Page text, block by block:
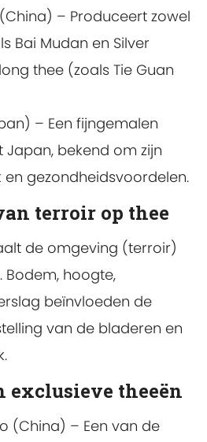
– Produceert zowel
Bai Mudan en Silver
thee (zoals Tie Guan
– Een fijngemalen
Japan, bekend om zijn
gezondheidsvoordelen.
terroir op thee
de omgeving (terroir)
Bodem, hoogte,
beïnvloeden de
van de bladeren en
exclusieve theeën
(China) – Een van de